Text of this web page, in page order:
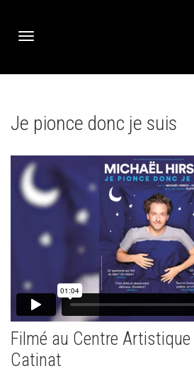
navigation
Je pionce donc je suis
Filmé au Centre
Catinat